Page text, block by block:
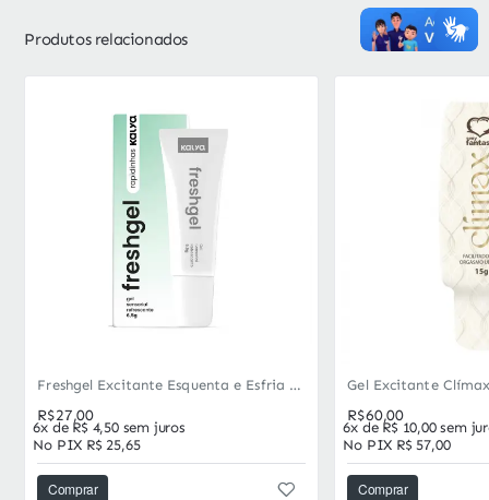
Produtos relacionados
Mais vendidosFreshgel Excitante Esquenta e Esfria 15g - Beijável
R$27,00
6x de R$ 4,50 sem juros
No PIX R$ 25,65
Comprar
R$60,00
6x de R$ 10,00 sem
No PIX R$ 57,00
Comprar